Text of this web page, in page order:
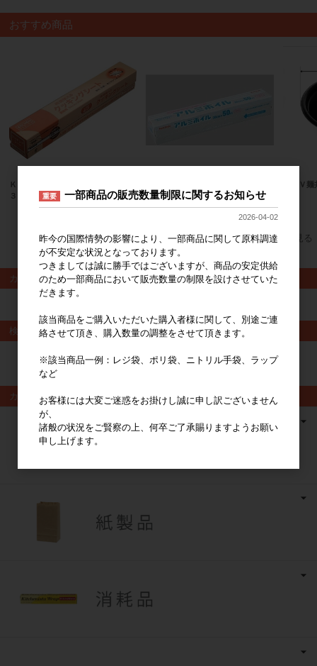
おすすめ商品
ＫＤ クッキングシート ３３cm×
３０m
＊５０ｍ
ＤＬＶ
すべてのおすすめ商品を見る
カート
検索
検索
カテゴリ
重要 一部商品の販売数量制限に関するお知らせ
2026-04-02
昨今の国際情勢の影響により、一部商品に関して原料調達
が不安定な状況となっております。
つきましては誠に勝手ではございますが、商品の安定供給
のため一部商品において販売数量の制限を設けさせていた
だきます。
該当商品をご購入いただいた購入者様に関して、別途ご連
絡させて頂き、購入数量の調整をさせて頂きます。
※該当商品一例：レジ袋、ポリ袋、ニトリル手袋、ラップ
など
お客様には大変ご迷惑をお掛けし誠に申し訳ございません
が、
諸般の状況をご賢察の上、何卒ご了承賜りますようお願い
申し上げます。